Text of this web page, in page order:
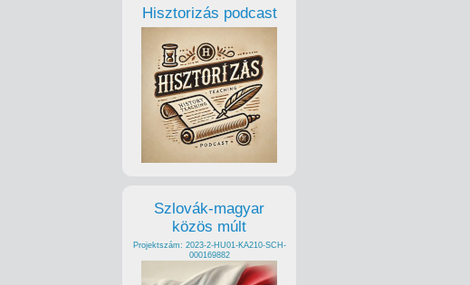
Hisztorizás podcast
Szlovák-magyar
közös múlt
Projektszám: 2023-2-HU01-KA210-SCH-
000169882